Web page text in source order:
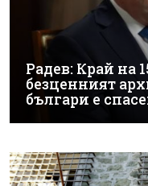
Радев: Край на
безценният
българи е